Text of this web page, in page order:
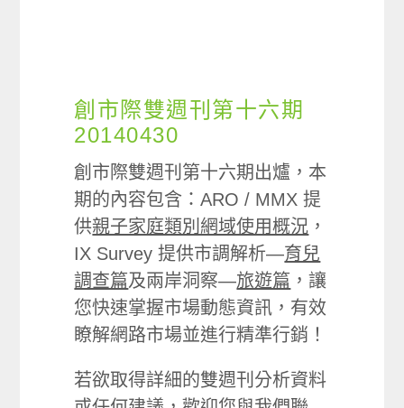
創市際雙週刊第十六期
20140430
創市際雙週刊第十六期出爐，本
期的內容包含：ARO / MMX 提
供親子家庭類別網域使用概況 ，
IX Survey 提供市調解析—育兒
調查篇及兩岸洞察—旅遊篇 ，讓
您快速掌握市場動態資訊，有效
瞭解網路市場並進行精準行銷！
若欲取得詳細的雙週刊分析資料